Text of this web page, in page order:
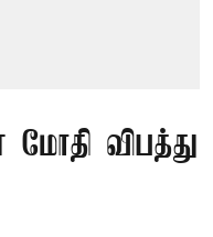
விபத்து